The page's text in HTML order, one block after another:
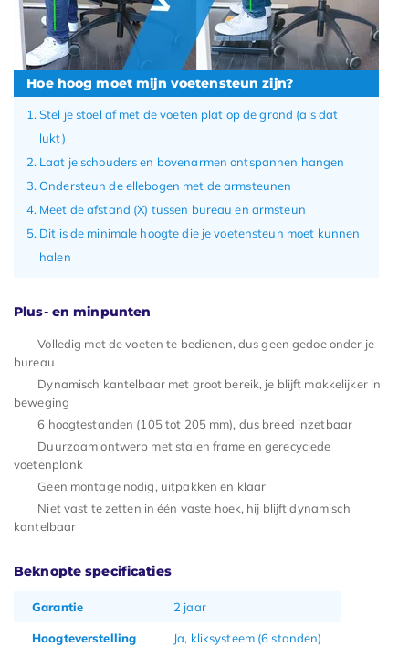
Hoe hoog moet mijn voetensteun zijn?
Stel je stoel af met de voeten plat op de grond (als dat
lukt)
Laat je schouders en bovenarmen ontspannen hangen
Ondersteun de ellebogen met de armsteunen
Meet de afstand (X) tussen bureau en armsteun
Dit is de minimale hoogte die je voetensteun moet kunnen
halen
Plus- en minpunten
Volledig met de voeten te bedienen, dus geen gedoe onder je
bureau
Dynamisch kantelbaar met groot bereik, je blijft makkelijker in
beweging
6 hoogtestanden (105 tot 205 mm), dus breed inzetbaar
Duurzaam ontwerp met stalen frame en gerecyclede
voetenplank
Geen montage nodig, uitpakken en klaar
Niet vast te zetten in één vaste hoek, hij blijft dynamisch
kantelbaar
Beknopte specificaties
Garantie 2 jaar
Hoogteverstelling Ja, kliksysteem (6 standen)